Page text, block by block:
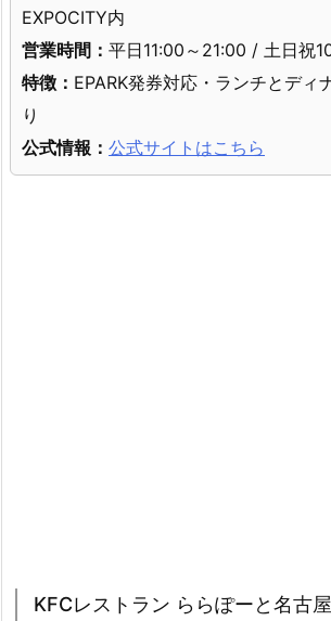
EXPOCITY内
営業時間： 平日11:00～21:00 / 土日祝
特徴： EPARK発券対応・ランチとディ
り
公式情報： 公式サイトはこちら
KFCレストラン ららぽーと名古